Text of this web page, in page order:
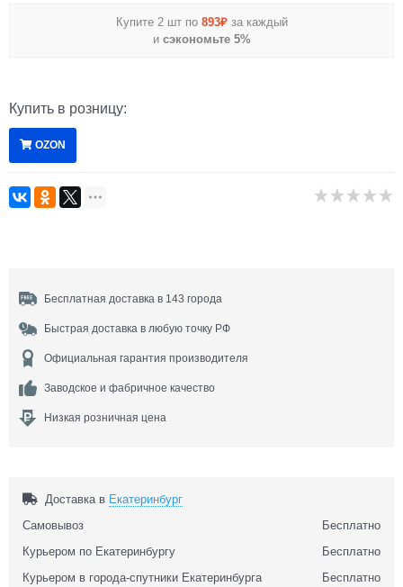
Купите 2 шт по893₽ за каждый
исэкономьте 5%
Купить в розницу:
OZON
Бесплатная доставка в 143 города
Быстрая доставка в любую точку РФ
Официальная гарантия производителя
Заводское и фабричное качество
Низкая розничная цена
Доставка в Екатеринбург
Самовывоз
Бесплатно
Курьером по Екатеринбургу
Бесплатно
Курьером в города-спутники Екатеринбурга
Бесплатно